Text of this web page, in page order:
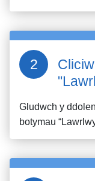
Gludwch y
botymau